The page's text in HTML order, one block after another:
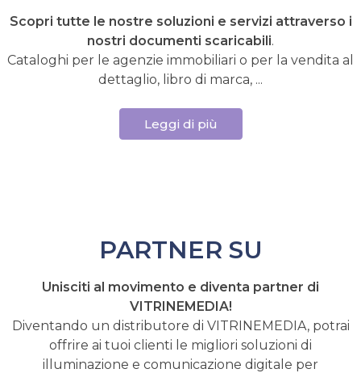
Scopri tutte le nostre soluzioni e servizi attraverso i
nostri documenti scaricabili.
Cataloghi per le agenzie immobiliari o per la vendita al
dettaglio, libro di marca, ...
Leggi di più
PARTNER SU
Unisciti al movimento e diventa partner di
VITRINEMEDIA!
Diventando un distributore di VITRINEMEDIA, potrai
offrire ai tuoi clienti le migliori soluzioni di
illuminazione e comunicazione digitale per